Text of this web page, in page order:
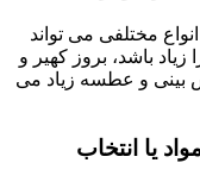
مختلفی می تواند
باشد، بروز کهیر و
بینی و عطسه زیاد می
یا انتخاب